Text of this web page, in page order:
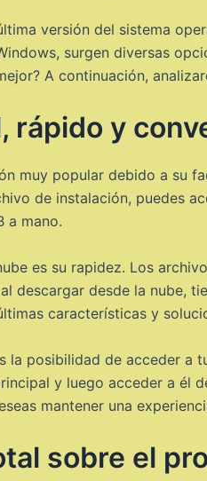
versión del sistema
surgen diversas
A continuación,
rápido y
muy popular debido a su
de instalación, puedes
a mano.
es su rapidez. Los
descargar desde la nube,
características y
la posibilidad de acceder a
y luego acceder a
mantener una
sobre el